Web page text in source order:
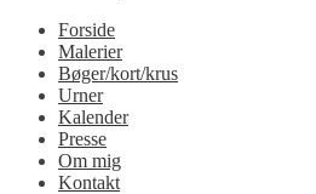
Forside
Malerier
Bøger/kort/krus
Urner
Kalender
Presse
Om mig
Kontakt